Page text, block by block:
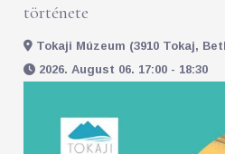
története
Tokaji Múzeum (3910 Tokaj,
2026. August 06. 17:00 - 18:30